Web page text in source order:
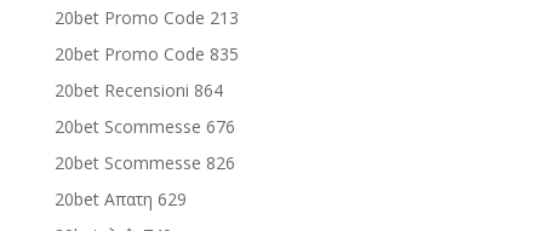
20bet Promo Code 213
20bet Promo Code 835
20bet Recensioni 864
20bet Scommesse 676
20bet Scommesse 826
20bet Απατη 629